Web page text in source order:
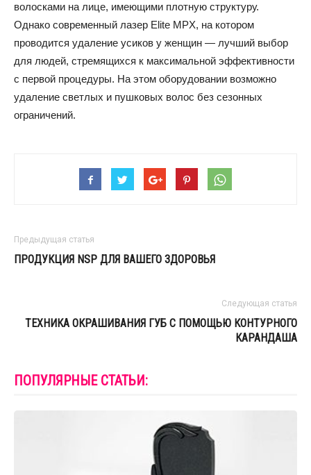
волосками на лице, имеющими плотную структуру.
Однако современный лазер Elite MPX, на котором
проводится удаление усиков у женщин — лучший выбор
для людей, стремящихся к максимальной эффективности
с первой процедуры. На этом оборудовании возможно
удаление светлых и пушковых волос без сезонных
ограничений.
Предыдущая статья
ПРОДУКЦИЯ NSP ДЛЯ ВАШЕГО ЗДОРОВЬЯ
Следующая статья
ТЕХНИКА ОКРАШИВАНИЯ ГУБ С ПОМОЩЬЮ КОНТУРНОГО
КАРАНДАША
ПОПУЛЯРНЫЕ СТАТЬИ: